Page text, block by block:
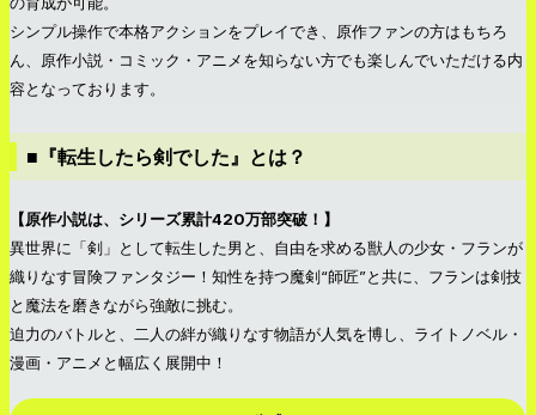
シンプル操作で本格アクションをプレイでき、原作ファンの方はもちろ
ん、原作小説・コミック・アニメを知らない方でも楽しんでいただける内
容となっております。
■『転生したら剣でした』とは？
【原作小説は、シリーズ累計420万部突破！】
異世界に「剣」として転生した男と、自由を求める獣人の少女・フランが
織りなす冒険ファンタジー！知性を持つ魔剣“師匠”と共に、フランは剣技
と魔法を磨きながら強敵に挑む。
迫力のバトルと、二人の絆が織りなす物語が人気を博し、ライトノベル・
漫画・アニメと幅広く展開中！